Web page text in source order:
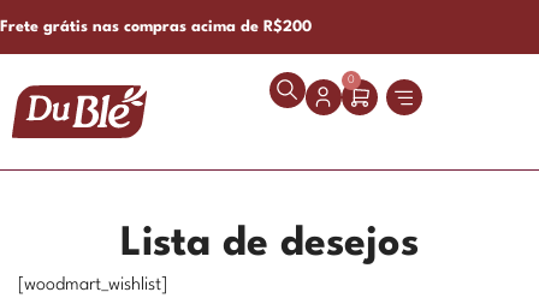
Frete grátis nas compras acima de R$200
0
Lista de desejos
[woodmart_wishlist]